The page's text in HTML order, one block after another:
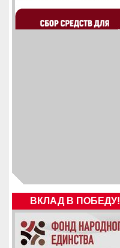
ВКЛАД В ПОБЕДУ!